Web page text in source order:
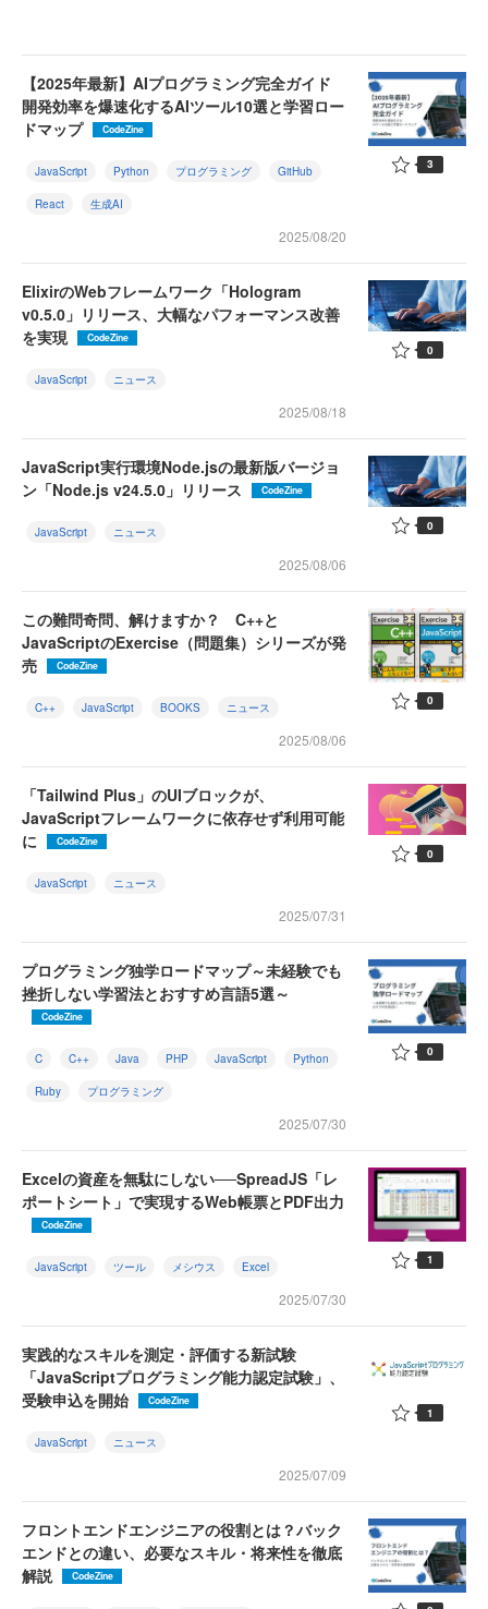
【2025年最新】AIプログラミング完全ガイド
開発効率を爆速化するAIツール10選と学習ロー
ドマップ
CodeZine
JavaScript Python プログラミング GitHub
React 生成AI
2025/08/20
3
ElixirのWebフレームワーク「Hologram
v0.5.0」リリース、大幅なパフォーマンス改善
を実現
CodeZine
JavaScript ニュース
2025/08/18
0
JavaScript実行環境Node.jsの最新版バージョ
ン「Node.js v24.5.0」リリース
CodeZine
JavaScript ニュース
2025/08/06
0
この難問奇問、解けますか？ C++と
JavaScriptのExercise（問題集）シリーズが発
売
CodeZine
C++ JavaScript BOOKS ニュース
2025/08/06
0
「Tailwind Plus」のUIブロックが、
JavaScriptフレームワークに依存せず利用可能
に
CodeZine
JavaScript ニュース
2025/07/31
0
プログラミング独学ロードマップ～未経験でも
挫折しない学習法とおすすめ言語5選～
CodeZine
C C++ Java PHP JavaScript Python
Ruby プログラミング
2025/07/30
0
Excelの資産を無駄にしない──SpreadJS「レ
ポートシート」で実現するWeb帳票とPDF出力
CodeZine
JavaScript ツール メシウス Excel
2025/07/30
1
実践的なスキルを測定・評価する新試験
「JavaScriptプログラミング能力認定試験」、
受験申込を開始
CodeZine
JavaScript ニュース
2025/07/09
1
フロントエンドエンジニアの役割とは？バック
エンドとの違い、必要なスキル・将来性を徹底
解説
CodeZine